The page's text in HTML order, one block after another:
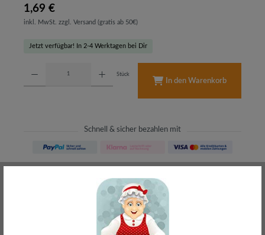
1,69 €
inkl. MwSt. zzgl. Versand (gratis ab 50€)
Jetzt verfügbar! In 2-4 Werktagen bei Dir
Stück
In den Warenkorb
Schnell & sicher bezahlen mit
meist direkt aus Waiblingen
30 Tage Rückgaberecht
ohne Risiko bestellen
– Frag den Profi!